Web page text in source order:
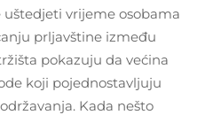
uštedjeti vrijeme osobama
prljavštine između
pokazuju da većina
koji pojednostavljuju
Kada nešto